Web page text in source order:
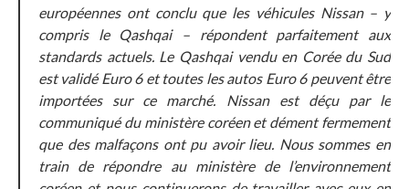
européennes ont conclu que les véhicules Nissan – y
compris le Qashqai – répondent parfaitement aux
standards actuels. Le Qashqai vendu en Corée du Sud
est validé Euro 6 et toutes les autos Euro 6 peuvent être
importées sur ce marché. Nissan est déçu par le
communiqué du ministère coréen et dément fermement
que des malfaçons ont pu avoir lieu. Nous sommes en
train de répondre au ministère de l’environnement